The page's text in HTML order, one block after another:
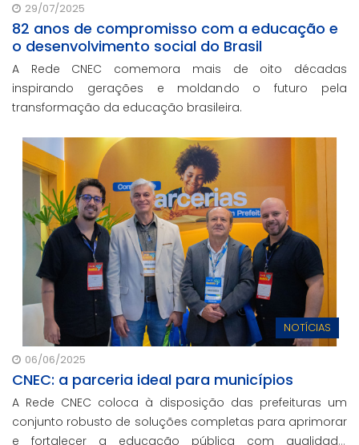
29/07/2025
82 anos de compromisso com a educação e
o desenvolvimento social do Brasil
A Rede CNEC comemora mais de oito décadas
inspirando gerações e moldando o futuro pela
transformação da educação brasileira.
NOTÍCIAS
06/06/2025
CNEC: a parceria ideal para municípios
A Rede CNEC coloca à disposição das prefeituras um
conjunto robusto de soluções completas para aprimorar
e fortalecer a educação pública com qualidade,